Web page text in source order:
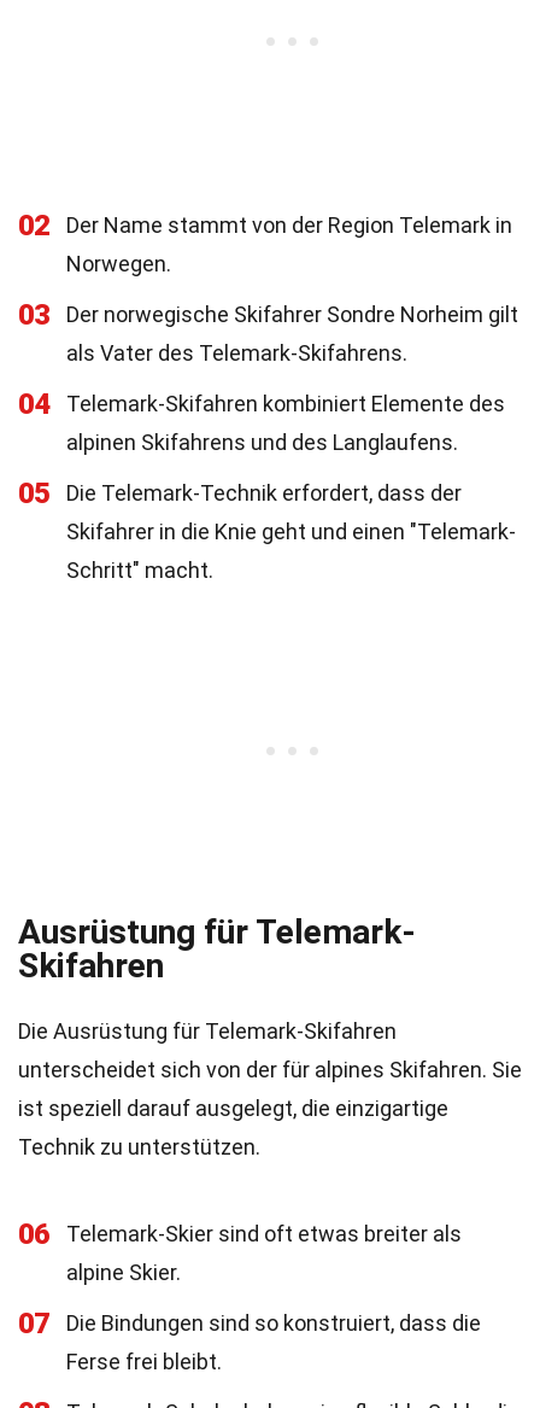
02
Der Name stammt von der Region Telemark in
Norwegen.
03
Der norwegische Skifahrer Sondre Norheim gilt
als Vater des Telemark-Skifahrens.
04
Telemark-Skifahren kombiniert Elemente des
alpinen Skifahrens und des Langlaufens.
05
Die Telemark-Technik erfordert, dass der
Skifahrer in die Knie geht und einen "Telemark-
Schritt" macht.
Ausrüstung für Telemark-
Skifahren
Die Ausrüstung für Telemark-Skifahren
unterscheidet sich von der für alpines Skifahren. Sie
ist speziell darauf ausgelegt, die einzigartige
Technik zu unterstützen.
06
Telemark-Skier sind oft etwas breiter als
alpine Skier.
07
Die Bindungen sind so konstruiert, dass die
Ferse frei bleibt.